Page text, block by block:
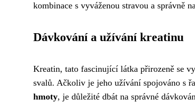
kombinace s vyváženou stravou a správně
Dávkování a užívání kreatinu
Kreatin, tato fascinující látka přirozeně se
svalů. Ačkoliv je jeho užívání spojováno s
hmoty, je důležité dbát na správné